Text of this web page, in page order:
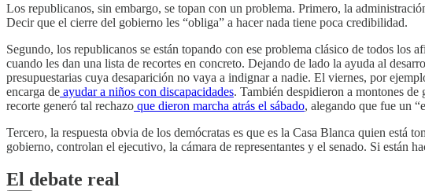
Los republicanos, sin embargo, se topan con un problema. Primero, la
Decir que el cierre del gobierno les “obliga” a hacer nada tiene poca credibilidad.
Segundo, los republicanos se están topando con ese problema clásico de todos los
cuando les dan una lista de recortes en concreto. Dejando de lado la ayuda al
presupuestarias cuya desaparición no vaya a indignar a nadie. El viernes, por
encarga de ayudar a niños con discapacidades. También despidieron a montones de
recorte generó tal rechazo que dieron marcha atrás el sábado, alegando que fue un
Tercero, la respuesta obvia de los demócratas es que es la Casa Blanca quien está
gobierno, controlan el ejecutivo, la cámara de representantes y el senado. Si están
El debate real